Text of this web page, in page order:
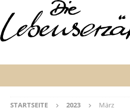
STARTSEITE 2023 März